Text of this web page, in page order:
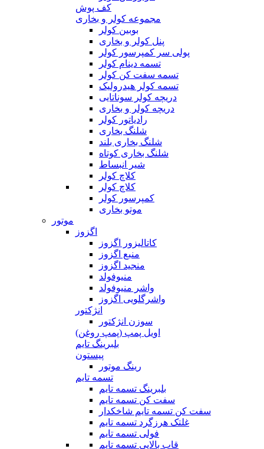
کف پوش
مجموعه کولر و بخاری
بوبین کولر
پنل کولر و بخاری
پولی سر کمپرسور کولر
تسمه دینام کولر
تسمه سفت کن کولر
تسمه کولر هیدرولیک
دریچه کولر سوناتایی
دریچه کولر و بخاری
رادیاتور کولر
شلنگ بخاری
شلنگ بخاری بلند
شلنگ بخاری کوتاه
شیر انبساط
کلاچ کولر
کلاچ کولر
کمپرسور کولر
موتو بخاری
موتور
اگزوز
کاتالیزور اگزوز
منبع اگزوز
منجید اگزوز
منیوفولد
واشر منیوفولد
واشرگلویی اگزوز
انژکتور
سوزن انژکتور
اویل پمپ (پمپ روغن)
بلبرینگ تایم
پیستون
رینگ موتور
تسمه تایم
بلبرینگ تسمه تایم
سفت کن تسمه تایم
سفت کن تسمه تایم شاخکدار
غلتک هرزگرد تسمه تایم
فولی تسمه تایم
قاب بالایی تسمه تایم